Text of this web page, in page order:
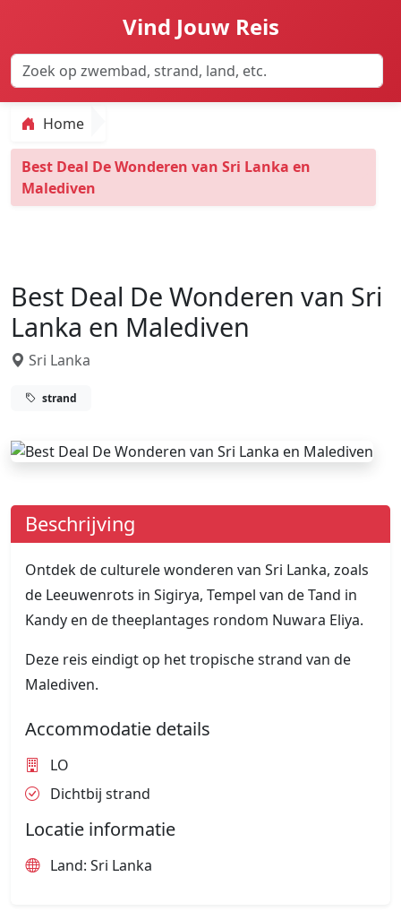
Vind Jouw Reis
Home
Best Deal De Wonderen van Sri Lanka en
Malediven
Best Deal De Wonderen van Sri
Lanka en Malediven
Sri Lanka
strand
Beschrijving
Ontdek de culturele wonderen van Sri Lanka, zoals
de Leeuwenrots in Sigirya, Tempel van de Tand in
Kandy en de theeplantages rondom Nuwara Eliya.
Deze reis eindigt op het tropische strand van de
Malediven.
Accommodatie details
LO
Dichtbij strand
Locatie informatie
Land: Sri Lanka